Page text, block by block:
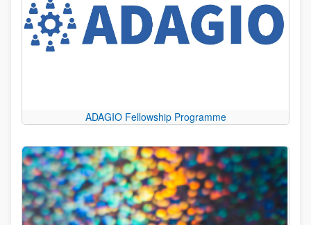
ADAGIO Fellowship Programme